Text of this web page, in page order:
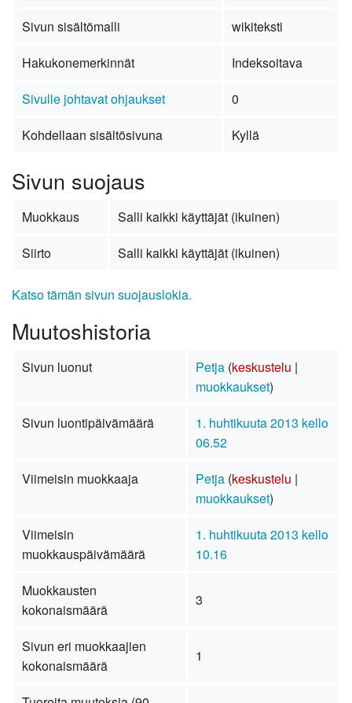
Sivun sisältömalli
wikiteksti
Hakukonemerkinnät
Indeksoitava
Sivulle johtavat ohjaukset
0
Kohdellaan sisältösivuna
Kyllä
Sivun suojaus
Muokkaus
Salli kaikki käyttäjät (ikuinen)
Siirto
Salli kaikki käyttäjät (ikuinen)
Katso tämän sivun suojauslokia.
Muutoshistoria
Sivun luonut Petja (keskustelu |
muokkaukset)
Sivun luontipäivämäärä
1. huhtikuuta 2013 kello
06.52
Viimeisin muokkaaja
Petja (keskustelu |
muokkaukset)
Viimeisin
muokkauspäivämäärä
1. huhtikuuta 2013 kello
10.16
Muokkausten
kokonaismäärä
3
Sivun eri muokkaajien
kokonaismäärä
1